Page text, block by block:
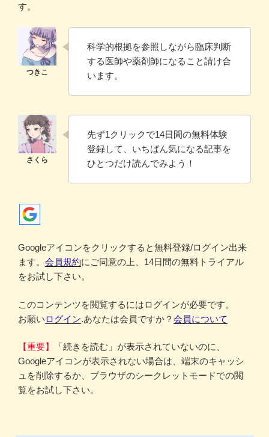
す。
科学的根拠を参照しながら臨床判断
する医師や薬剤師になること請け合
います。
先ず1クリックで14日間の無料体験
登録して、いちばん気になる記事を
ひとつだけ読んでみよう！
Googleアイコンをクリックすると無料登録/ログイン出来
ます。 会員規約にご同意の上、14日間の無料トライアル
をお試し下さい。
このコンテンツを閲覧するにはログインが必要です。
お願いログイン.あなたは会員ですか？ 会員について
【重要】
「続きを読む」が表示されていないのに、
Googleアイコンが表示されない場合は、端末のキャッシ
ュを削除するか、ブラウザのシークレットモードでの閲
覧をお試し下さい。